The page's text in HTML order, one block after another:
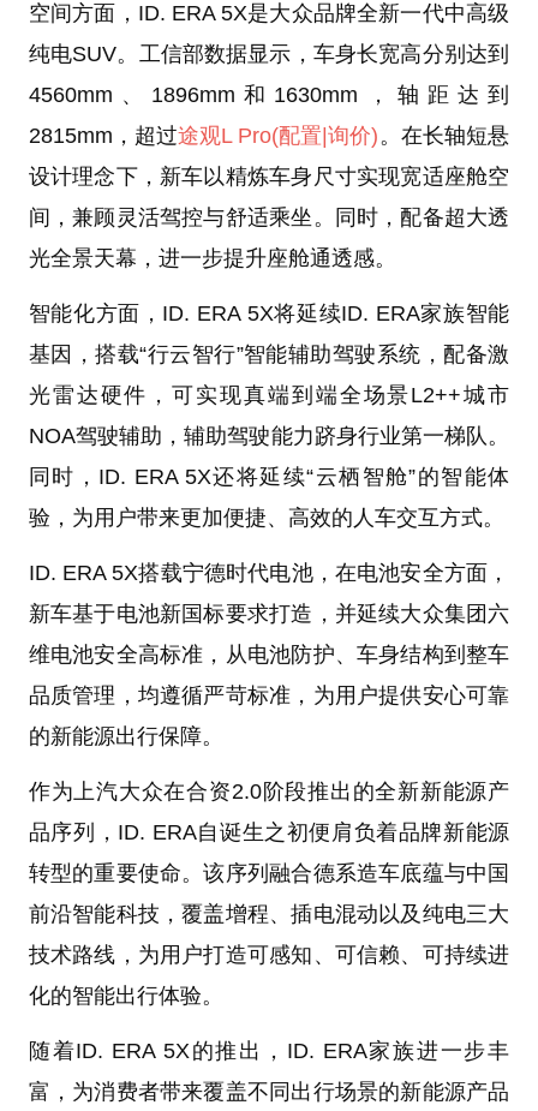
空间方面，ID. ERA 5X是大众品牌全新一代中高级
纯电SUV。工信部数据显示，车身长宽高分别达到
4560mm、1896mm和1630mm，轴距达到
2815mm，超过途观L Pro(配置 |询价)。在长轴短悬
设计理念下，新车以精炼车身尺寸实现宽适座舱空
间，兼顾灵活驾控与舒适乘坐。同时，配备超大透
光全景天幕，进一步提升座舱通透感。
智能化方面，ID. ERA 5X将延续ID. ERA家族智能
基因，搭载“行云智行”智能辅助驾驶系统，配备激
光雷达硬件，可实现真端到端全场景L2++城市
NOA驾驶辅助，辅助驾驶能力跻身行业第一梯队。
同时，ID. ERA 5X还将延续“云栖智舱”的智能体
验，为用户带来更加便捷、高效的人车交互方式。
ID. ERA 5X搭载宁德时代电池，在电池安全方面，
新车基于电池新国标要求打造，并延续大众集团六
维电池安全高标准，从电池防护、车身结构到整车
品质管理，均遵循严苛标准，为用户提供安心可靠
的新能源出行保障。
作为上汽大众在合资2.0阶段推出的全新新能源产
品序列，ID. ERA自诞生之初便肩负着品牌新能源
转型的重要使命。该序列融合德系造车底蕴与中国
前沿智能科技，覆盖增程、插电混动以及纯电三大
技术路线，为用户打造可感知、可信赖、可持续进
化的智能出行体验。
随着ID. ERA 5X的推出，ID. ERA家族进一步丰
富，为消费者带来覆盖不同出行场景的新能源产品